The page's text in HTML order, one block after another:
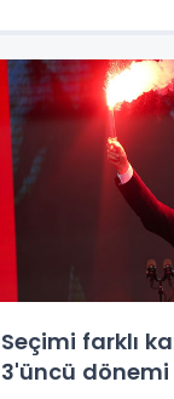
Seçimi farklı
3'üncü dönemi